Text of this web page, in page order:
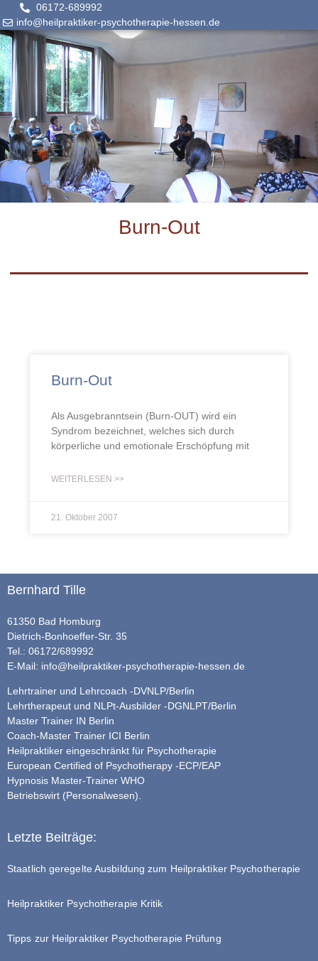
06172-689992
info@heilpraktiker-psychotherapie-hessen.de
Burn-Out
Burn-Out
Als Ausgebranntsein (Burn-OUT) wird ein
Syndrom bezeichnet, welches sich durch
körperliche und emotionale Erschöpfung mit
WEITERLESEN >>
21. Oktober 2007
Bernhard Tille
61350 Bad Homburg
Dietrich-Bonhoeffer-Str. 35
Tel.: 06172/689992
E-Mail: info@heilpraktiker-psychotherapie-hessen.de
Lehrtrainer und Lehrcoach -DVNLP/Berlin
Lehrtherapeut und NLPt-Ausbilder -DGNLPT/Berlin
Master Trainer IN Berlin
Coach-Master Trainer ICI Berlin
Heilpraktiker eingeschränkt für Psychotherapie
European Certified of Psychotherapy -ECP/EAP
Hypnosis Master-Trainer WHO
Betriebswirt (Personalwesen).
Letzte Beiträge:
Staatlich geregelte Ausbildung zum Heilpraktiker Psychotherapie
Heilpraktiker Psychotherapie Kritik
Tipps zur Heilpraktiker Psychotherapie Prüfung